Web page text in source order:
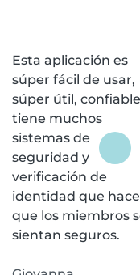
Esta aplicación es
súper fácil de usar,
súper útil,
tiene muchos
sistemas de
seguridad y
verificación de
identidad que
que los miembros
sientan seguros.